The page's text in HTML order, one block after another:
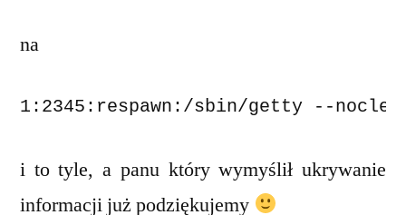
na
1:2345:respawn:/sbin/getty --
i to tyle, a panu który wymyślił ukrywanie
informacji już podziękujemy